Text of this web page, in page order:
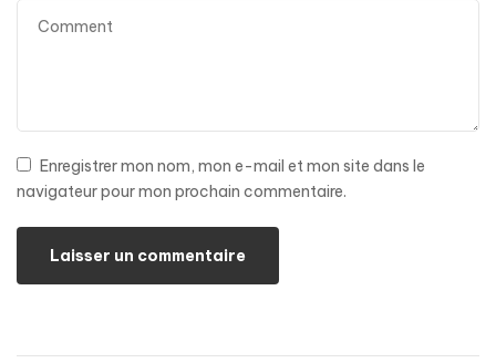
Enregistrer mon nom, mon e-mail et mon site dans le
navigateur pour mon prochain commentaire.